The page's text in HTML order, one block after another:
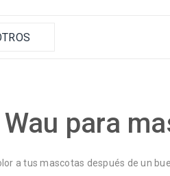
para
a tus mascotas después de un